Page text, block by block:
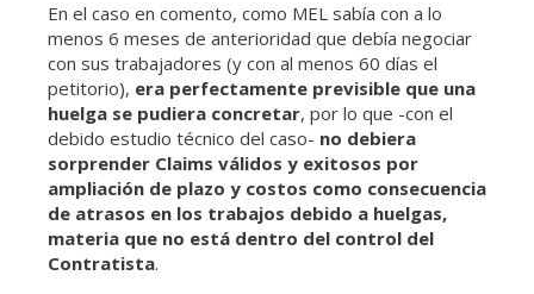
En el caso en comento, como MEL sabía con a lo
menos 6 meses de anterioridad que debía negociar
con sus trabajadores (y con al menos 60 días el
petitorio), era perfectamente previsible que una
huelga se pudiera concretar, por lo que -con el
debido estudio técnico del caso- no debiera
sorprender Claims válidos y exitosos por
ampliación de plazo y costos como consecuencia
de atrasos en los trabajos debido a huelgas,
materia que no está dentro del control del
Contratista.